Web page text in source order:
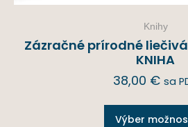
Knihy
Zázračné prírodné liečivá
KNIHA
38,00 € sa
Výber